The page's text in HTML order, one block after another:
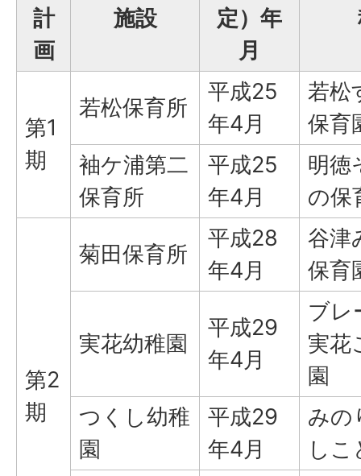
計
画
施設
定）年
月
第1
期
若松保育所
平成25
年4月
若松
保育
袖ケ浦第二
保育所
平成25
年4月
明徳
の保
第2
期
菊田保育所
平成28
年4月
谷津
保育
実花幼稚園
平成29
年4月
ブレ
実花
園
つくし幼稚
園
平成29
年4月
みの
しこ